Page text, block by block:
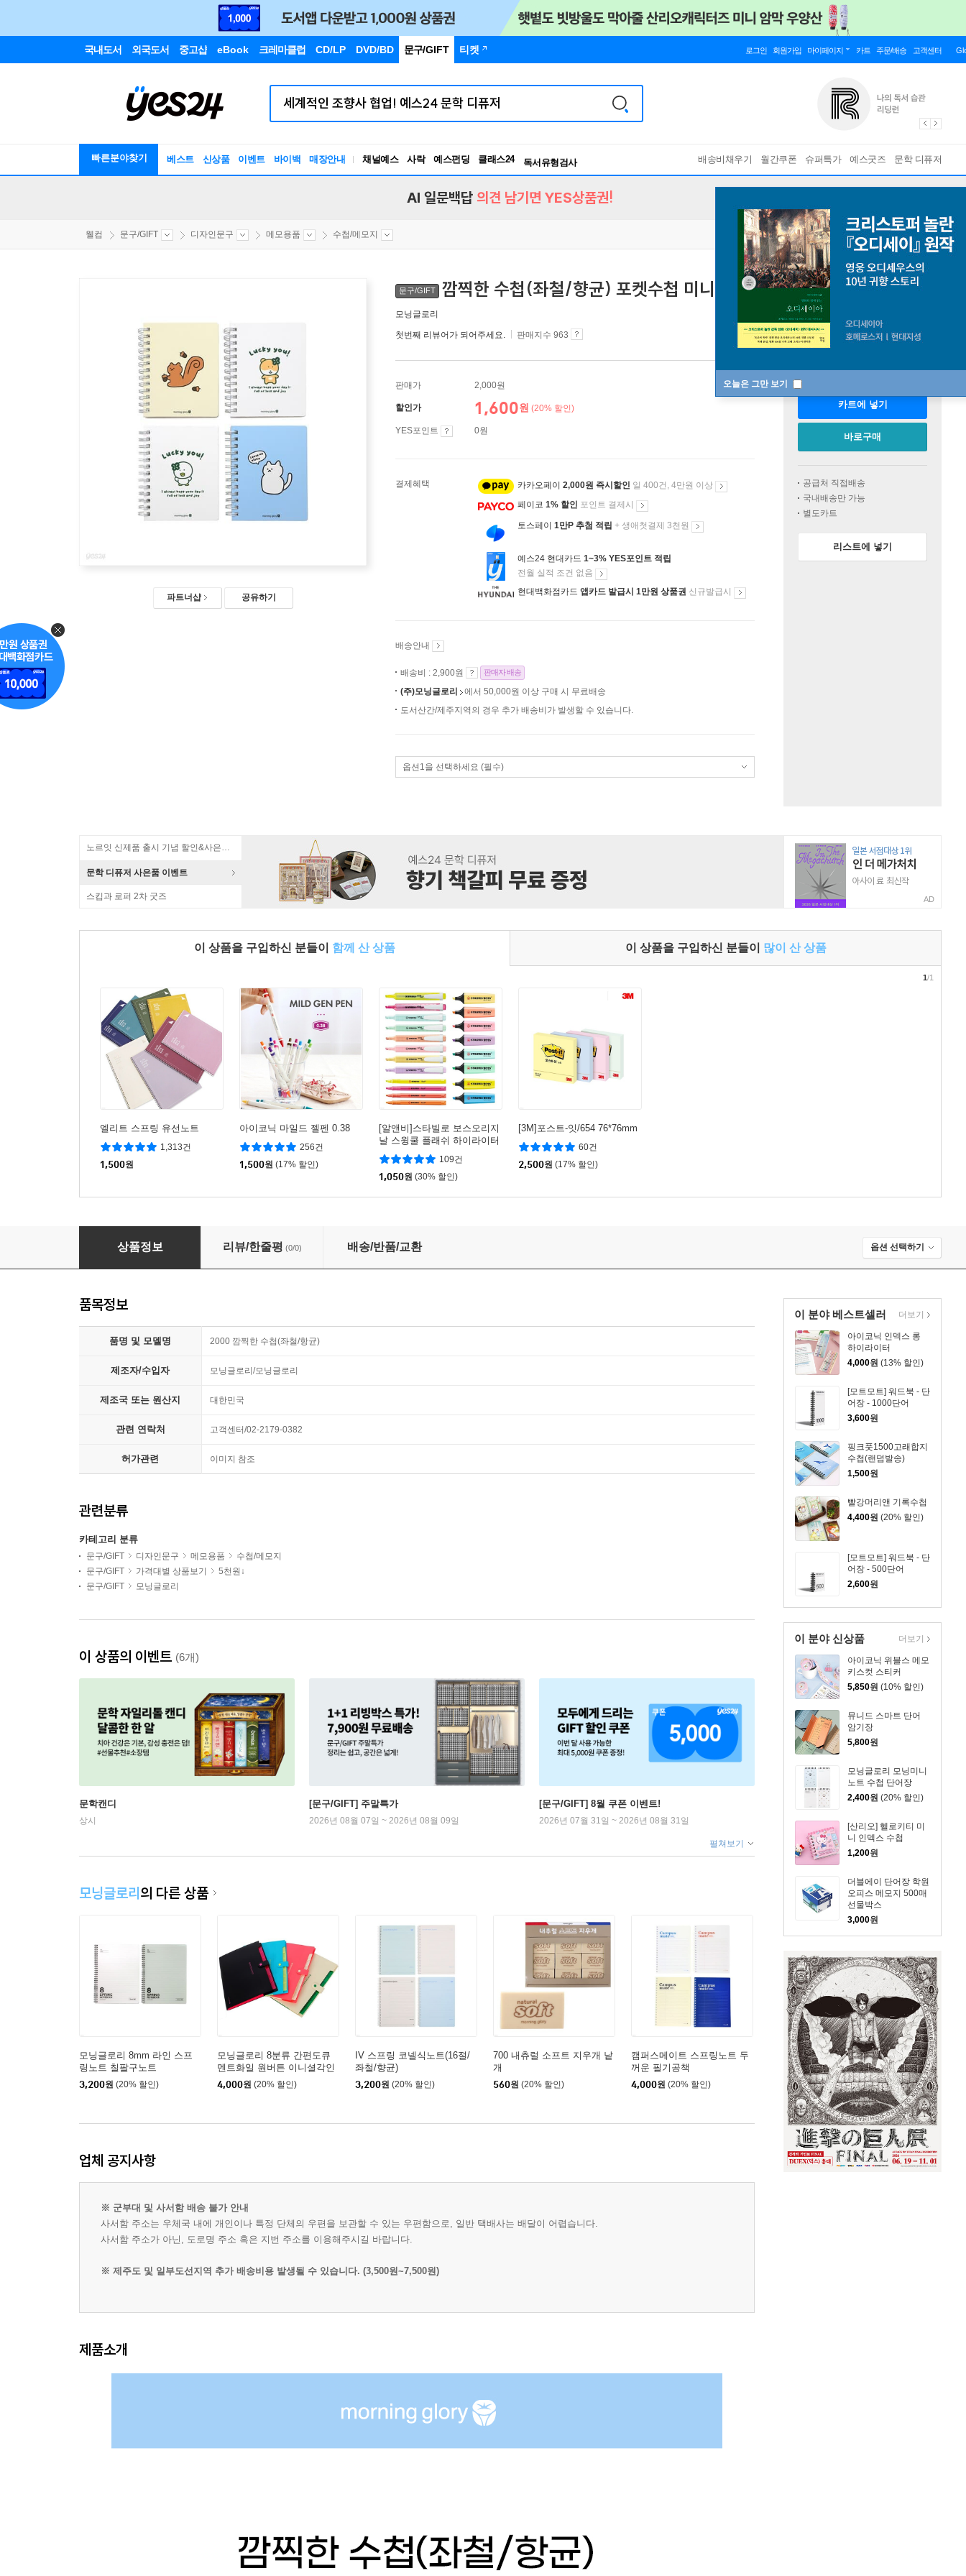
국내도서 외국도서 중고샵 eBook 크레마클럽 CD/LP DVD/BD 문구/GIFT 티켓 로그인 회원가입 마이페이지 카트 주문/배송 고객센터
빠른분야찾기 베스트 신상품 이벤트 바이백 매장안내 채널예스 사락 예스펀딩 클래스24
독서유형검사
RBTI Lab
배송비채우기 월간쿠폰 슈퍼특가 예스굿즈 문학 디퓨저
오늘은 그만 보기
AI 일문백답 의견 남기면 YES상품권!
웰컴 문구/GIFT 디자인문구 메모용품 수첩/메모지
파트너샵 공유하기
문구/GIFT 깜찍한 수첩(좌철/향균) 포켓수첩 미니수첩 메모수첩
모닝글로리
첫번째 리뷰어가 되어주세요. 판매지수 963
판매가 2,000원
할인가 1,600원 (20% 할인)
YES포인트 0원
결제혜택 카카오페이 2,000원 즉시할인 일 400건, 4만원 이상
페이코 1% 할인 포인트 결제시
토스페이 1만P 추첨 적립 + 생애첫결제 3천원
예스24 현대카드 1~3% YES포인트 적립
전월 실적 조건 없음
현대백화점카드 앱카드 발급시 1만원 상품권 신규발급시
배송안내
배송비 : 2,900원 판매자 배송
(주)모닝글로리
에서 50,000원 이상 구매 시 무료배송
도서산간/제주지역의 경우 추가 배송비가 발생할 수 있습니다.
옵션1을 선택하세요 (필수)
판매중
카트에 넣기
바로구매
공급처 직접배송
국내배송만 가능
별도카트
리스트에 넣기
노르잇 신제품 출시 기념 할인&사은품 증정!
문학 디퓨저 사은품 이벤트
스킵과 로퍼 2차 굿즈 AD
이 상품을 구입하신 분들이 함께 산 상품 이 상품을 구입하신 분들이 많이 산 상품
엘리트 스프링 유선노트
1,313건
1,500원
아이코닉 마일드 젤펜 0.38
256건
1,500원 (17% 할인)
[알앤비]스타빌로 보스오리지
날 스윙쿨 플래쉬 하이라이터
형광펜
109건
1,050원 (30% 할인)
[3M]포스트-잇/654 76*76mm
60건
2,500원 (17% 할인)
1/1
깜찍한 수첩(좌철/향균) 포켓수첩 미니수첩 메모수첩
상품정보 리뷰/한줄평 (0/0) 배송/반품/교환 옵션 선택하기
이 분야 베스트셀러
아이코닉 인덱스 롱
하이라이터
4,000원 (13% 할인)
[모트모트] 워드북 - 단
어장 - 1000단어
3,600원
핑크풋1500고래합지
수첩(랜덤발송)
1,500원
빨강머리앤 기록수첩
4,400원 (20% 할인)
[모트모트] 워드북 - 단
어장 - 500단어
2,600원
더보기
이 분야 신상품
아이코닉 위블스 메모
키스컷 스티커
5,850원 (10% 할인)
뮤니드 스마트 단어
암기장
5,800원
모닝글로리 모닝미니
노트 수첩 단어장
2,400원 (20% 할인)
[산리오] 헬로키티 미
니 인덱스 수첩
1,200원
더블에이 단어장 학원
오피스 메모지 500매
선물박스
3,000원
더보기
품목정보
품명 및 모델명 2000 깜찍한 수첩(좌철/항균)
제조자/수입자 모닝글로리/모닝글로리
제조국 또는 원산지 대한민국
관련 연락처 고객센터/02-2179-0382
허가관련 이미지 참조
관련분류
카테고리 분류
문구/GIFT 디자인문구 메모용품
수첩/메모지
문구/GIFT
가격대별 상품보기
5천원↓
문구/GIFT
모닝글로리
이 상품의 이벤트 (6개)
문학캔디
상시
[문구/GIFT] 주말특가
2026년 08월 07일 ~ 2026년 08월 09일
[문구/GIFT] 8월 쿠폰 이벤트!
2026년 07월 31일 ~ 2026년 08월 31일
펼쳐보기
모닝글로리의 다른 상품
모닝글로리 8mm 라인 스프
링노트 칠팔구노트
3,200원 (20% 할인)
모닝글로리 8분류 간편도큐
멘트화일 원버튼 이니셜각인
4,000원 (20% 할인)
IV 스프링 코넬식노트(16절/
좌철/향균)
3,200원 (20% 할인)
700 내츄럴 소프트 지우개 낱
개
560원 (20% 할인)
캠퍼스메이트 스프링노트 두
꺼운 필기공책
4,000원 (20% 할인)
업체 공지사항
※ 군부대 및 사서함 배송 불가 안내
사서함 주소는 우체국 내에 개인이나 특정 단체의 우편을 보관할 수 있는 우편함으로, 일반 택배사는 배달이 어렵습니다.
사서함 주소가 아닌, 도로명 주소 혹은 지번 주소를 이용해주시길 바랍니다.
※ 제주도 및 일부도선지역 추가 배송비용 발생될 수 있습니다. (3,500원~7,500원)
제품소개